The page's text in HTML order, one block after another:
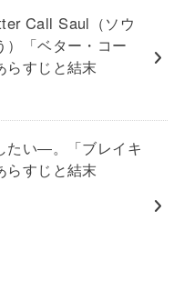
Call Saul（ソウ
）「ベター・コー
らすじと結末
たい―。「ブレイキ
らすじと結末